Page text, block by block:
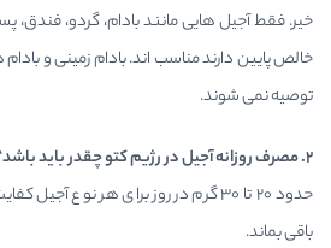
خیر. فقط آجیل هایی مانند بادام، گردو، فندق،
خالص پایین دارند مناسب اند. بادام زمینی و
توصیه نمی شوند.
۲.مصرف روزانه آجیل در رژیم کتو چقدر باید
حدود ۲۰ تا ۳۰ گرم در روز برای هر نوع
باقی بماند.